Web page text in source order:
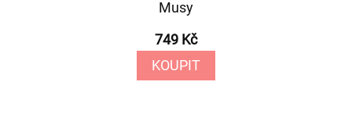
Musy
749 Kč
KOUPIT